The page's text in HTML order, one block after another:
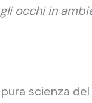
occhi in
scienza